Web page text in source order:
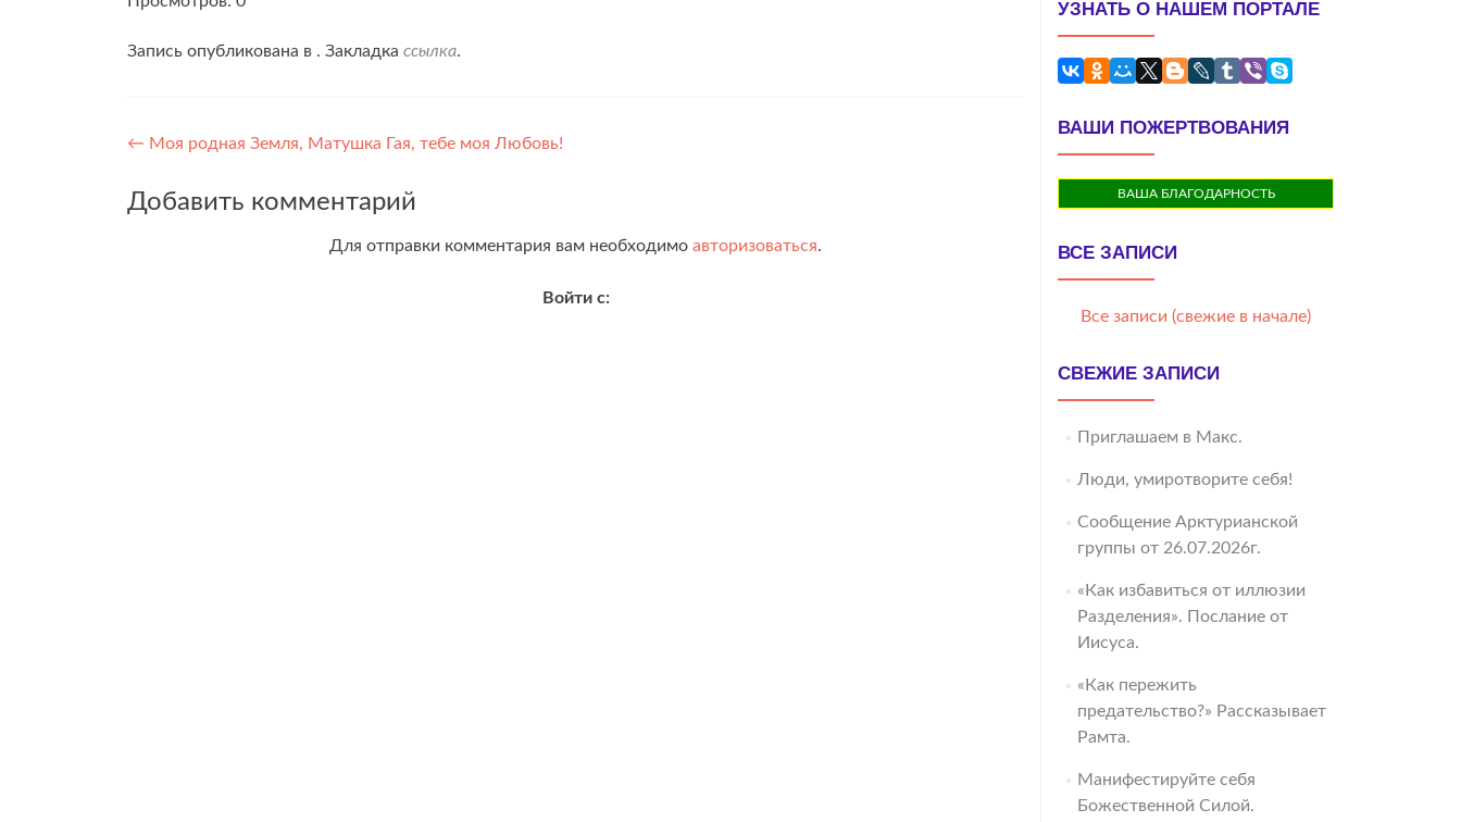
Запись опубликована в . Закладка ссылка.
Навигация
по
записям
← Моя родная Земля, Матушка Гая, тебе моя Любовь!
Добавить комментарий
Для отправки комментария вам необходимо авторизоваться.
Войти с:
УЗНАТЬ О НАШЕМ ПОРТАЛЕ
ВАШИ ПОЖЕРТВОВАНИЯ
ВАША БЛАГОДАРНОСТЬ
ВСЕ ЗАПИСИ
Все записи (свежие в начале)
СВЕЖИЕ ЗАПИСИ
Приглашаем в Макс.
Люди, умиротворите себя!
Сообщение Арктурианской
группы от 26.07.2026г.
«Как избавиться от иллюзии
Разделения». Послание от
Иисуса.
«Как пережить
предательство?» Рассказывает
Рамта.
Манифестируйте себя
Божественной Силой.